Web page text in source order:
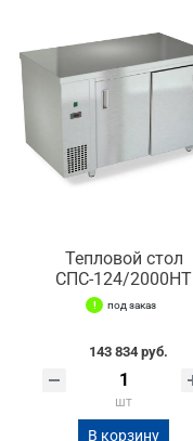
Тепловой стол
СПС-124/2000НТ
под заказ
143 834 руб.
шт
В корзину